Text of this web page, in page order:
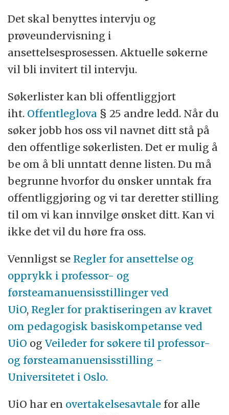
Det skal benyttes intervju og
prøveundervisning i
ansettelsesprosessen. Aktuelle søkerne
vil bli invitert til intervju.
Søkerlister kan bli offentliggjort
iht. Offentleglova § 25 andre ledd. Når du
søker jobb hos oss vil navnet ditt stå på
den offentlige søkerlisten. Det er mulig å
be om å bli unntatt denne listen. Du må
begrunne hvorfor du ønsker unntak fra
offentliggjøring og vi tar deretter stilling
til om vi kan innvilge ønsket ditt. Kan vi
ikke det vil du høre fra oss.
Vennligst se Regler for ansettelse og
opprykk i professor- og
førsteamanuensisstillinger ved
UiO, Regler for praktiseringen av kravet
om pedagogisk basiskompetanse ved
UiO ogVeileder for søkere til professor-
og førsteamanuensisstilling -
Universitetet i Oslo.
UiO har en overtakelsesavtale for alle